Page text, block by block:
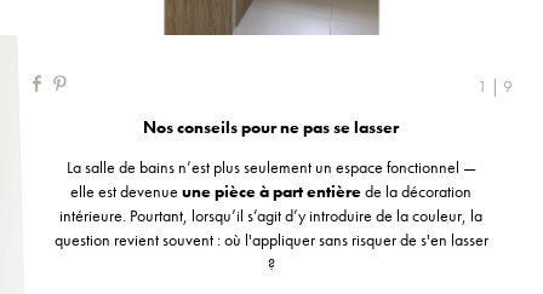
1 | 9
Nos conseils pour ne pas se lasser
La salle de bains n’est plus seulement un espace fonctionnel —
elle est devenueune pièce à part entièrede la décoration
intérieure. Pourtant, lorsqu’il s’agit d’y introduire de la couleur, la
question revient souvent : où l'appliquer sans risquer de s'en lasser
?